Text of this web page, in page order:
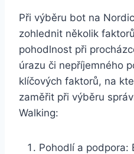
Při‍ výběru bot na
zohlednit několik
pohodlnost při
úrazu či nepříjemného​
‌klíčových faktorů, na
zaměřit ‌při výběru
Walking:
Pohodlí a podpora: